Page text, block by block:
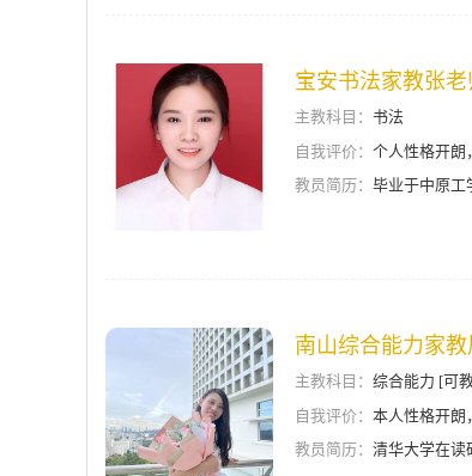
宝安书法家教张老
主教科目： 书法
自我评价： 个人性格开朗
教员简历： 毕业于中原工
南山综合能力家教
主教科目： 综合能力 [可
自我评价： 本人性格开朗
教员简历： 清华大学在读